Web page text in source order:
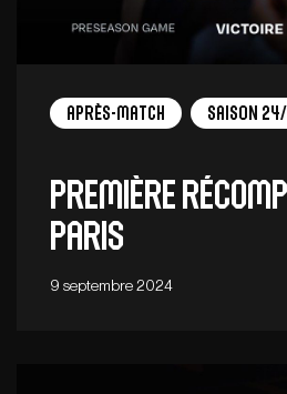
Après-match Saison
Première
Paris
9 septembre 2024